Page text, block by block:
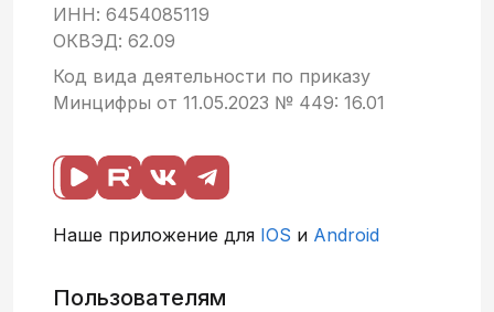
ИНН: 6454085119
ОКВЭД: 62.09
Код вида деятельности по приказу
Минцифры от 11.05.2023 № 449: 16.01
Наше приложение для IOS и Android
Пользователям